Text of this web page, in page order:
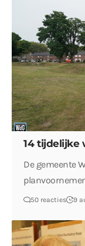
14 tijdelijke
De gemeente
50 reacties 9